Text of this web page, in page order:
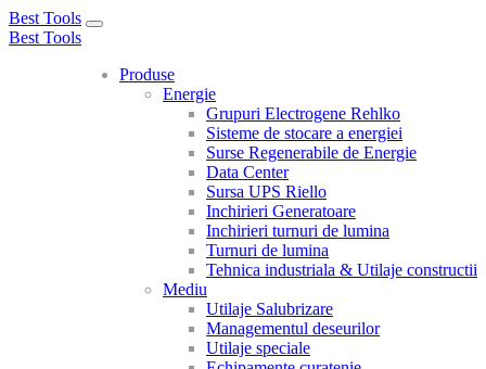
Best Tools
Toggle
Best Tools
Produse
Energie
Grupuri Electrogene Rehlko
Sisteme de stocare a energiei
Surse Regenerabile de Energie
Data Center
Sursa UPS Riello
Inchirieri Generatoare
Inchirieri turnuri de lumina
Turnuri de lumina
Tehnica industriala & Utilaje constructii
Mediu
Utilaje Salubrizare
Managementul deseurilor
Utilaje speciale